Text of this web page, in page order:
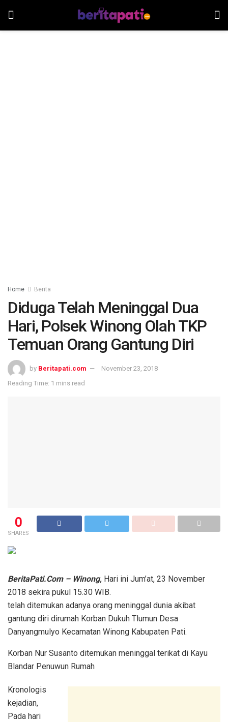
Home Berita
Diduga Telah Meninggal Dua
Hari, Polsek Winong Olah TKP
Temuan Orang Gantung Diri
by Beritapati.com
November 23, 2018
Reading Time: 1 mins read
0
SHARES
BeritaPati.Com – Winong, Hari ini Jum’at, 23 November
2018 sekira pukul 15.30 WIB.
telah ditemukan adanya orang meninggal dunia akibat
gantung diri dirumah Korban Dukuh Tlumun Desa
Danyangmulyo Kecamatan Winong Kabupaten Pati.
Korban Nur Susanto ditemukan meninggal terikat di Kayu
Blandar Penuwun Rumah
Kronologis
kejadian,
Pada hari